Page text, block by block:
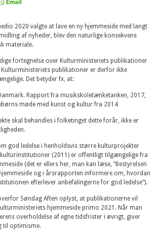
2020 valgte at lave en ny hjemmeside med langt
af nyheder, blev den naturlige konsekvens
materiale.
fortegnelse over Kulturministeriets publikationer
publikationer er derfor ikke
Det betyder fx, at:
Rapport fra musikskoletænketanken, 2017,
møde med kunst og kultur fra 2014
skal behandles i folketinget dette forår, ikke er
god ledelse i henholdsvis større kulturprojekter
kulturinstitutioner (2011) er offentligt tilgængelige fra
(det er ellers her, man kan læse, “Bestyrelsen
og i årsrapporten informere om, hvordan
efterlever anbefalingerne for god ledelse”).
Søndag Aften oplyst, at publikationerne vil
hjemmeside primo 2021. Når man
overholdelse af egne tidsfrister i øvrigt, giver
til optimisme.